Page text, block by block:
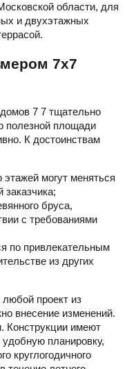
области, для
и двухэтажных
7х7
7 7 тщательно
полезной площади
К достоинствам
могут меняться
заказчика;
бруса,
с требованиями
по привлекательным
из других
проект из
внесение изменений.
Конструкции имеют
планировку,
круглогодичного